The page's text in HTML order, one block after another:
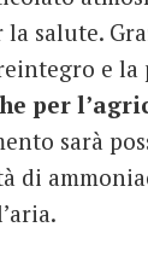
salute.
e la
per
sarà
di